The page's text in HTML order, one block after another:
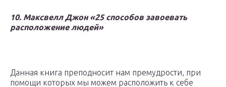
10. Максвелл Джон «25 способов завоевать
расположение людей»
Данная книга преподносит нам премудрости, при
помощи которых мы можем расположить к себе